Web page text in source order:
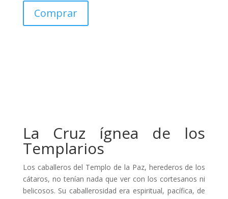
Comprar
La Cruz ígnea de los
Templarios
Los caballeros del Templo de la Paz, herederos de los
cátaros, no tenían nada que ver con los cortesanos ni
belicosos. Su caballerosidad era espiritual, pacífica, de